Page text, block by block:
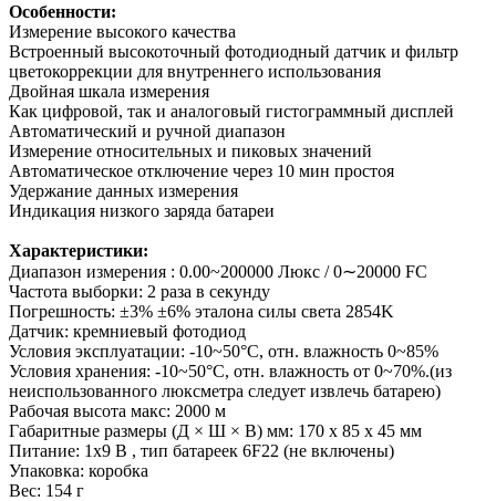
Особенности:
Измерение высокого качества
Встроенный высокоточный фотодиодный датчик и фильтр
цветокоррекции для внутреннего использования
Двойная шкала измерения
Как цифровой, так и аналоговый гистограммный дисплей
Автоматический и ручной диапазон
Измерение относительных и пиковых значений
Автоматическое отключение через 10 мин простоя
Удержание данных измерения
Индикация низкого заряда батареи
Характеристики:
Диапазон измерения : 0.00~200000 Люкс / 0∼20000 FC
Частота выборки: 2 раза в секунду
Погрешность: ±3% ±6% эталона силы света 2854K
Датчик: кремниевый фотодиод
Условия эксплуатации: -10~50°C, отн. влажность 0~85%
Условия хранения: -10~50°C, отн. влажность от 0~70%.(из
неиспользованного люксметра следует извлечь батарею)
Рабочая высота макс: 2000 м
Габаритные размеры (Д × Ш × В) мм: 170 x 85 x 45 мм
Питание: 1х9 В , тип батареек 6F22 (не включены)
Упаковка: коробка
Вес: 154 г